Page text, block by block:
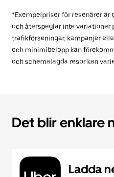
*Exempelpriser för resenärer
och återspeglar inte variationer
trafikförseningar, kampanjer
och minimibelopp kan
och schemalagda resor kan
Det blir enklare
Ladda